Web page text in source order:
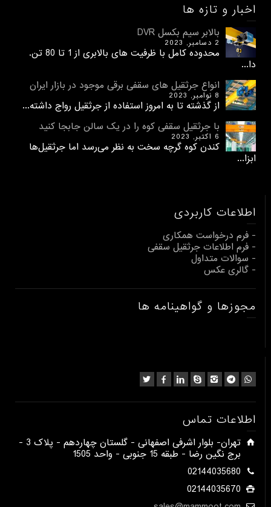
اخبار و تازه ها
بالابر سیم بکسل DVR
2 دسامبر, 2023
محدوده کامل با ظرفیت های بالابری از 1 تا 80 تن.
دا...
انواع جرثقیل های سقفی برقی موجود در بازار ایران
8 نوامبر, 2023
از گذشته تا به امروز استفاده از جرثقیل رواج داشته...
با جرثقیل سقفی کوه را در یک سالن جابجا کنید
6 اکتبر, 2023
کندن کوه گرچه سخت به نظر می‌رسد اما جرثقیل‌ها
ابزا...
اطلاعات کاربردی
- فرم درخواست همکاری
- فرم اطلاعات جرثقیل سقفی
- سوالات متداول
- گالری عکس
مجوزها و گواهینامه ها
اطلاعات تماس
​تهران- بلوار اشرفی اصفهانی - گلستان چهاردهم - پلاک 3 -
برج نگین رضا - طبقه 15 جنوبی - واحد 1505​
02144035680
02144035670